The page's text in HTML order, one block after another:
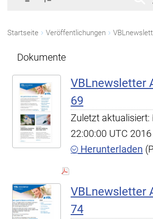
Startseite Veröffentlichungen
Dokumente
VBLnewsletter
69
Zuletzt
22:00:00 UTC 2016
Herunterladen
VBLnewsletter
74